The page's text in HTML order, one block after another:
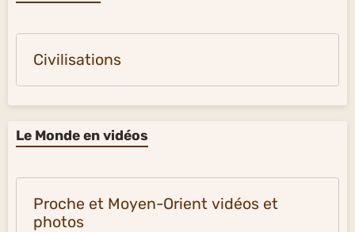
Civilisations
Le Monde en vidéos
Proche et Moyen-Orient vidéos et
photos